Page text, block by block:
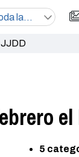
JJDD
5